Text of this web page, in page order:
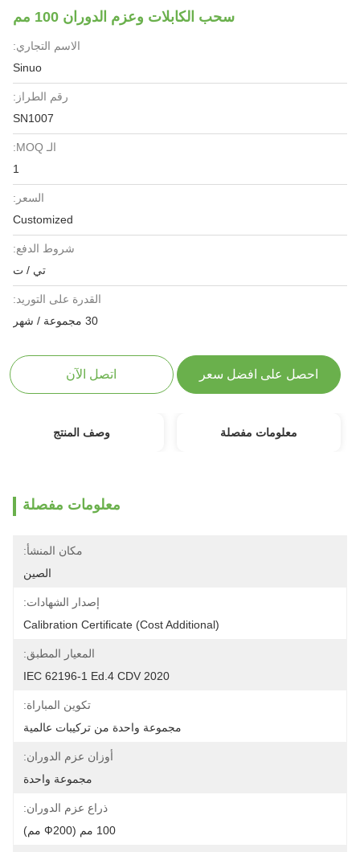
سحب الكابلات وعزم الدوران 100 مم
الاسم التجاري:
Sinuo
رقم الطراز:
SN1007
الـ MOQ:
السعر:
Customized
شروط الدفع:
تي / ت
القدرة على التوريد:
30 مجموعة / شهر
احصل على افضل سعر اتصل الآن
معلومات مفصلة وصف المنتج
معلومات مفصلة
مكان المنشأ:
الصين
إصدار الشهادات:
Calibration Certificate (Cost Additional)
المعيار المطبق:
IEC 62196-1 Ed.4 CDV 2020
تكوين المباراة:
مجموعة واحدة من تركيبات عالمية
أوزان عزم الدوران:
مجموعة واحدة
ذراع عزم الدوران:
100 مم (Ф200 مم)